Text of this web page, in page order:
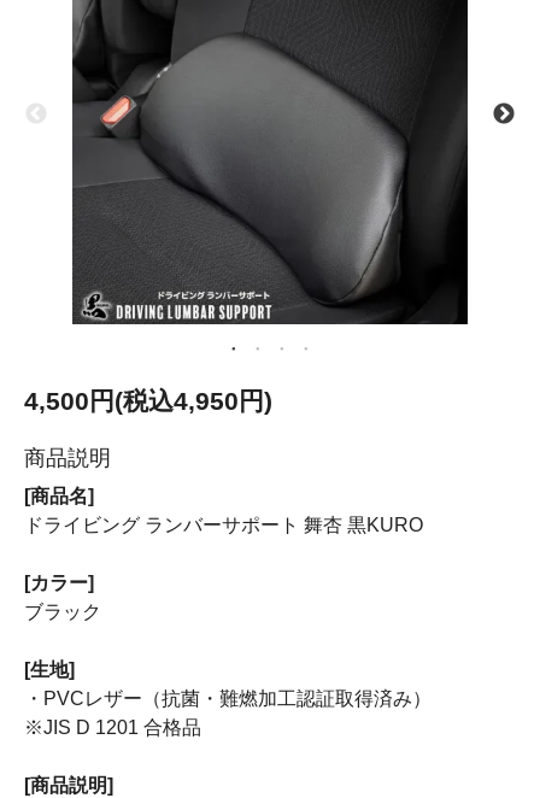
4,500円(税込4,950円)
商品説明
[商品名]
ドライビング ランバーサポート 舞杏 黒KURO
[カラー]
ブラック
[生地]
・PVCレザー（抗菌・難燃加工認証取得済み）
※JIS D 1201 合格品
[商品説明]